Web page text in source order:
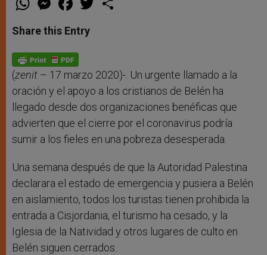
t
s
p
p
e
s
e
g
e
r
a
e
b
o
k
w
Share this Entry
(zenit – 17 marzo 2020)-. Un urgente llamado a la
oración y el apoyo a los cristianos de Belén ha
llegado desde dos organizaciones benéficas que
advierten que el cierre por el coronavirus podría
sumir a los fieles en una pobreza desesperada.
Una semana después de que la Autoridad Palestina
declarara el estado de emergencia y pusiera a Belén
en aislamiento, todos los turistas tienen prohibida la
entrada a Cisjordania, el turismo ha cesado, y la
Iglesia de la Natividad y otros lugares de culto en
Belén siguen cerrados.